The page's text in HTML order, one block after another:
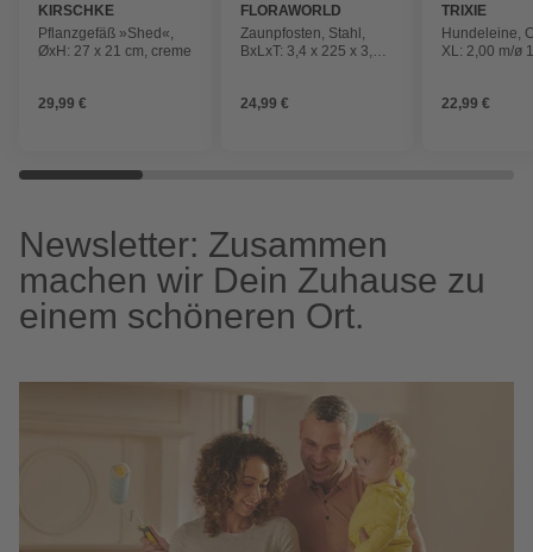
KIRSCHKE
Pflanzgefäß »Shed«,
ØxH: 27 x 21 cm, creme
29,99 €
FLORAWORLD
Zaunpfosten, Stahl,
BxLxT: 3,4 x 225 x 3,4
24,99 €
TRIXIE
Hundeleine,
XL: 2,00 m/ø
22,99 €
Newsletter: Zusammen
machen wir Dein Zuhause zu
einem schöneren Ort.